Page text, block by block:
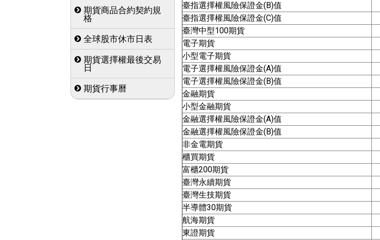
期貨商品合約契約規
格
全球股市休市日表
期貨選擇權最後交易
日
期貨行事曆
臺指選擇權風險保證金(B)值
臺指選擇權風險保證金(C)值
臺灣中型100期貨
電子期貨
小型電子期貨
電子選擇權風險保證金(A)值
電子選擇權風險保證金(B)值
金融期貨
小型金融期貨
金融選擇權風險保證金(A)值
金融選擇權風險保證金(B)值
非金電期貨
櫃買期貨
富櫃200期貨
臺灣永續期貨
臺灣生技期貨
半導體30期貨
航海期貨
東證期貨